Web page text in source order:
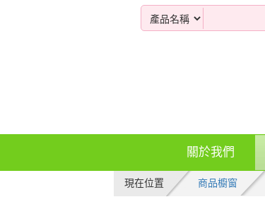
關於我們
現在位置 商品櫥窗